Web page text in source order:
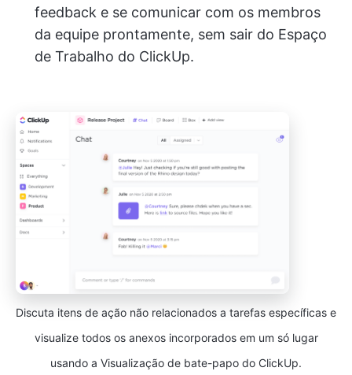
feedback e se comunicar com os membros
da equipe prontamente, sem sair do Espaço
de Trabalho do ClickUp.
Discuta itens de ação não relacionados a tarefas específicas e
visualize todos os anexos incorporados em um só lugar
usando a Visualização de bate-papo do ClickUp.